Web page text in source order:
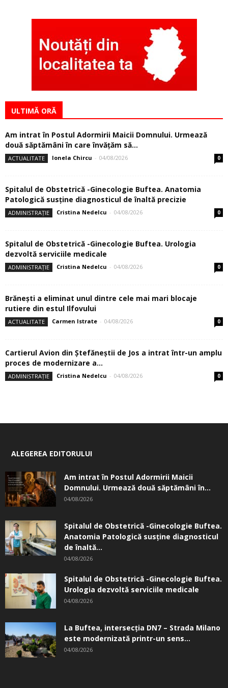
ULTIMĂ ORĂ
Am intrat în Postul Adormirii Maicii Domnului. Urmează
două săptămâni în care învăţăm să...
ACTUALITATE Ionela Chircu - 04/08/2026 0
Spitalul de Obstetrică -Ginecologie Buftea. Anatomia
Patologică susţine diagnosticul de înaltă precizie
ADMINISTRAȚIE Cristina Nedelcu - 04/08/2026 0
Spitalul de Obstetrică -Ginecologie Buftea. Urologia
dezvoltă serviciile medicale
ADMINISTRAȚIE Cristina Nedelcu - 04/08/2026 0
Brănești a eliminat unul dintre cele mai mari blocaje
rutiere din estul Ilfovului
ACTUALITATE Carmen Istrate - 04/08/2026 0
Cartierul Avion din Ştefăneştii de Jos a intrat într-un amplu
proces de modernizare a...
ADMINISTRAȚIE Cristina Nedelcu - 04/08/2026 0
ALEGEREA EDITORULUI
Am intrat în Postul Adormirii Maicii
Domnului. Urmează două săptămâni în...
04/08/2026
Spitalul de Obstetrică -Ginecologie Buftea.
Anatomia Patologică susţine diagnosticul
de înaltă...
04/08/2026
Spitalul de Obstetrică -Ginecologie Buftea.
Urologia dezvoltă serviciile medicale
04/08/2026
La Buftea, intersecţia DN7 – Strada Milano
este modernizată printr-un sens...
04/08/2026